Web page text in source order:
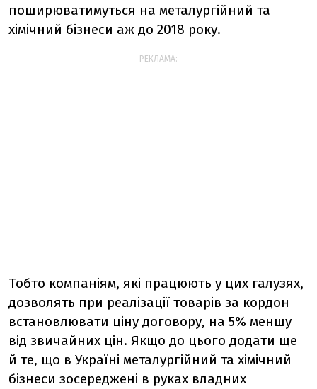
поширюватимуться на металургійний та
хімічний бізнеси аж до 2018 року.
РЕКЛАМА:
Тобто компаніям, які працюють у цих галузях,
дозволять при реалізації товарів за кордон
встановлювати ціну договору, на 5% меншу
від звичайних цін. Якщо до цього додати ще
й те, що в Україні металургійний та хімічний
бізнеси зосереджені в руках владних